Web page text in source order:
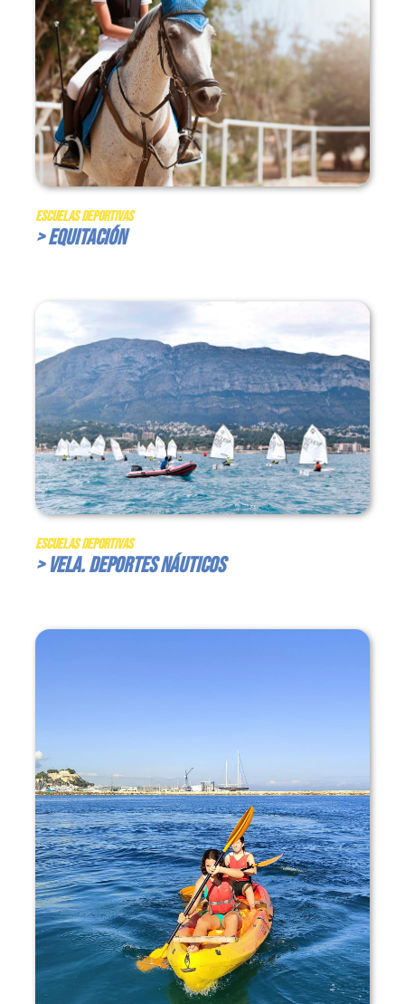
Escuelas Deportivas
> Equitación
Escuelas Deportivas
> Vela. Deportes Náuticos